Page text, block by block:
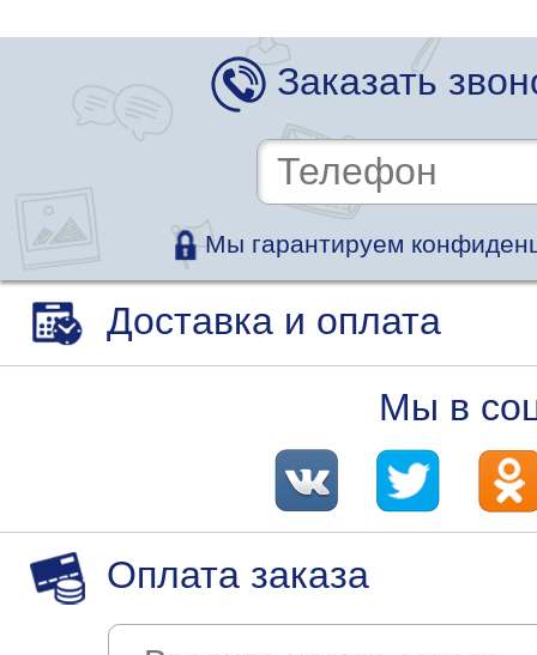
Заказать
Мы гарантируем
Доставка и оплата
Мы в
Оплата заказа